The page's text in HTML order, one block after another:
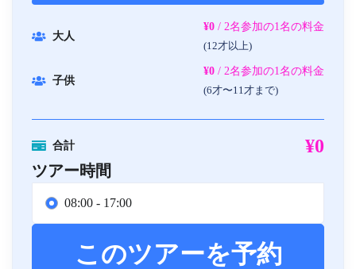
大人
¥0 / 2名参加の1名の料金
(12才以上)
子供
¥0 / 2名参加の1名の料金
(6才〜11才まで)
合計 ¥0
ツアー時間
08:00 - 17:00
このツアーを予約